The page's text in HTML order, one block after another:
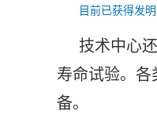
目前已获得发
技术中心
寿命试验。
备。